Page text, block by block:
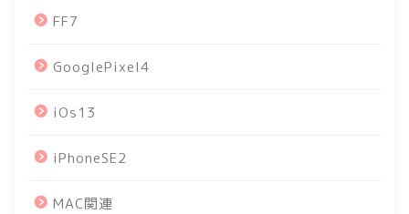
FF7
GooglePixel4
iOs13
iPhoneSE2
MAC関連